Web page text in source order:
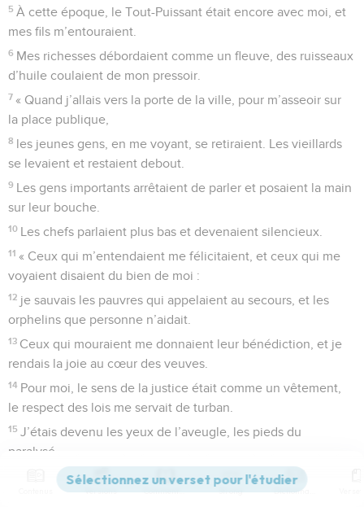
5 À cette époque, le Tout-Puissant était encore avec moi, et
mes fils m’entouraient.
6 Mes richesses débordaient comme un fleuve, des ruisseaux
d’huile coulaient de mon pressoir.
7 « Quand j’allais vers la porte de la ville, pour m’asseoir sur
la place publique,
8 les jeunes gens, en me voyant, se retiraient. Les vieillards
se levaient et restaient debout.
9 Les gens importants arrêtaient de parler et posaient la main
sur leur bouche.
10 Les chefs parlaient plus bas et devenaient silencieux.
11 « Ceux qui m’entendaient me félicitaient, et ceux qui me
voyaient disaient du bien de moi :
12 je sauvais les pauvres qui appelaient au secours, et les
orphelins que personne n’aidait.
13 Ceux qui mouraient me donnaient leur bénédiction, et je
rendais la joie au cœur des veuves.
14 Pour moi, le sens de la justice était comme un vêtement,
le respect des lois me servait de turban.
15 J’étais devenu les yeux de l’aveugle, les pieds du
paralysé.
J’étais un père pour les malheureux, j’étudiais à fond
l’affaire d’un étranger.
Versions Commentaires Strong